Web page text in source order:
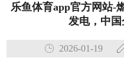
乐鱼体育app官方网站-
发电，中
2026-01-19